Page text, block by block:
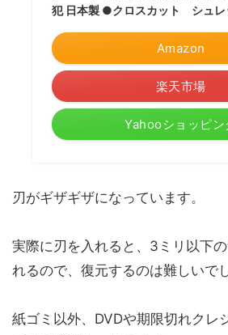
犯 日本製 ●クロスカット シュレ
Amazon
楽天市場
Yahooショッピン
刃がギザギザになっています。
実際に刃を入れると、3ミリ以下
れるので、復元するのは難しいで
紙ゴミ以外、DVDや期限切れクレ